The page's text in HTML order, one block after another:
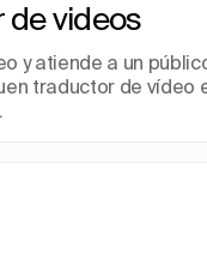
de videos
y atiende a un
traductor de vídeo